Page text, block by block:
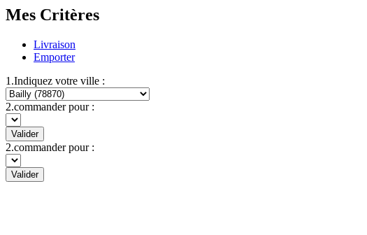
Mes Critères
Livraison
Emporter
1.Indiquez votre ville :
2.commander pour :
Valider
2.commander pour :
Valider